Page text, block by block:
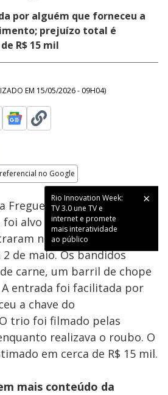
por alguém que forneceu a
prejuízo total é
R$ 15 mil
EM 15/05/2026 - 09H04)
no Google
Rio Innovation Week:
TV 3.0 une TV e
internet e promete
mais interatividade
ao público
na zona sudoeste
foi alvo de um furto por três
no local durante a
de maio. Os bandidos
carne, um barril de chope
A entrada foi facilitada por
a chave do
trio foi filmado pelas
realizava o roubo. O
em cerca de R$ 15 mil.
mais conteúdo da